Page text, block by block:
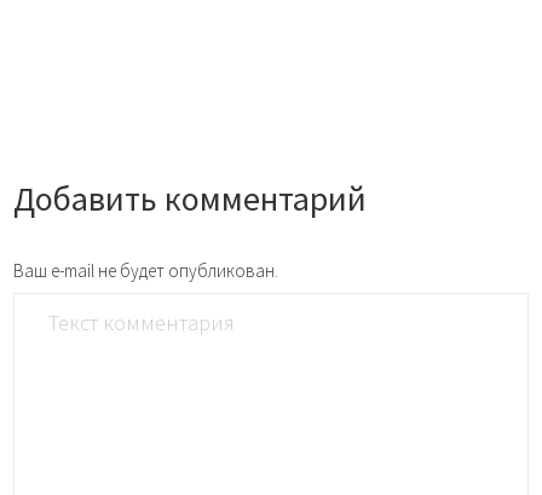
Добавить комментарий
Ваш e-mail не будет опубликован.